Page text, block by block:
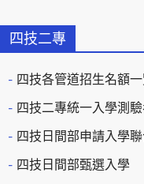
四技二專
四技各管道招生名額
四技二專統一入學測
四技日間部申請入學
四技日間部甄選入學